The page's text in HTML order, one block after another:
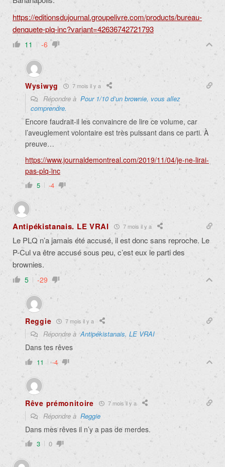
https://editionsdujournal.groupelivre.com/products/bureau-
denquete-plq-inc?variant=42636742721793
11 -6
Wysiwyg 7 mois il y a
Répondre à Pour 1/10 d’un brownie, vous allez
comprendre.
Encore faudrait-il les convaincre de lire ce volume, car
l’aveuglement volontaire est très puissant dans ce parti. À
preuve…
https://www.journaldemontreal.com/2019/11/04/je-ne-lirai-
pas-plq-inc
5 -4
Antipékistanais. LE VRAI 7 mois il y a
Le PLQ n’a jamais été accusé, il est donc sans reproche. Le
P-Cul va être accusé sous peu, c’est eux le parti des
brownies.
5 -29
Reggie 7 mois il y a
Répondre àAntipékistanais. LE VRAI
Dans tes rêves
11 -4
Rêve prémonitoire 7 mois il y a
Répondre à Reggie
Dans mes rêves il n’y a pas de merdes.
3 0